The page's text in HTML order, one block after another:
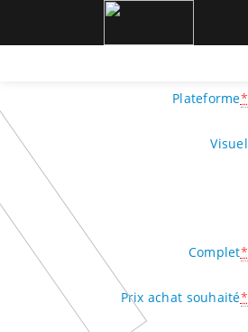
Plateforme*
Visuel
Complet*
Prix achat souhaité*